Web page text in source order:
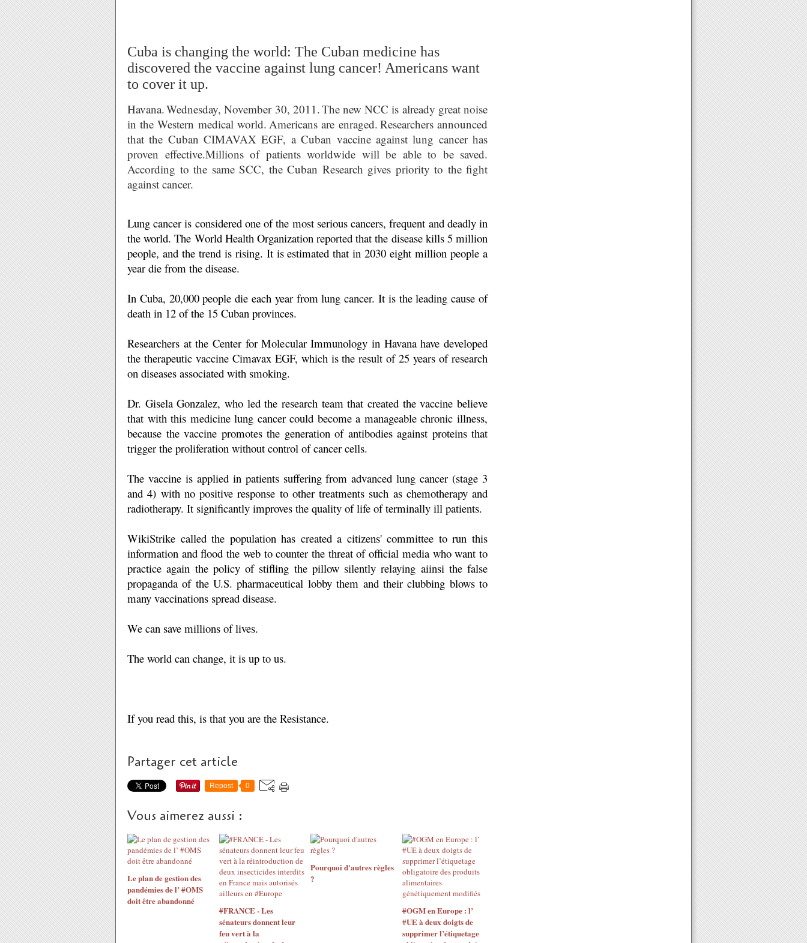
Cuba is changing the world: The Cuban medicine has
discovered the vaccine against lung cancer! Americans want
to cover it up.
Havana.Wednesday, November 30, 2011.The new NCC is already great noise
in the Western medical world. Americans are enraged. Researchers announced
that the Cuban CIMAVAX EGF, a Cuban vaccine against lung cancer has
proven effective.Millions of patients worldwide will be able to be saved.
According to the same SCC, the Cuban Research gives priority to the fight
against cancer.
Lung cancer is considered one of the most serious cancers, frequent and deadly in
the world. The World Health Organization reported that the disease kills 5 million
people, and the trend is rising. It is estimated that in 2030 eight million people a
year die from the disease.
In Cuba, 20,000 people die each year from lung cancer. It is the leading cause of
death in 12 of the 15 Cuban provinces.
Researchers at the Center for Molecular Immunology in Havana have developed
the therapeutic vaccine Cimavax EGF, which is the result of 25 years of research
on diseases associated with smoking.
Dr. Gisela Gonzalez, who led the research team that created the vaccine believe
that with this medicine lung cancer could become a manageable chronic illness,
because the vaccine promotes the generation of antibodies against proteins that
trigger the proliferation without control of cancer cells.
The vaccine is applied in patients suffering from advanced lung cancer (stage 3
and 4) with no positive response to other treatments such as chemotherapy and
radiotherapy. It significantly improves the quality of life of terminally ill patients.
WikiStrike called the population has created a citizens' committee to run this
information and flood the web to counter the threat of official media who want to
practice again the policy of stifling the pillow silently relaying aiinsi the false
propaganda of the U.S. pharmaceutical lobby them and their clubbing blows to
many vaccinations spread disease.
We can save millions of lives.
The world can change, it is up to us.
If you read this, is that you are the Resistance.
Partager cet article
Repost 0
Vous aimerez aussi :
Le plan de gestion des
pandémies de l’ #OMS
doit être abandonné
#FRANCE - Les
sénateurs donnent leur
feu vert à la
Pourquoi d'autres règles
?
#OGM en Europe : l’
#UE à deux doigts de
supprimer l’étiquetage